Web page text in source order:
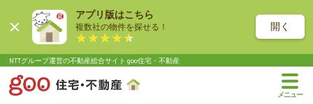
アプリ版はこちら
複数社の物件を探せる！ 開く
NTTグループ運営の不動産総合サイト goo住宅・不動産